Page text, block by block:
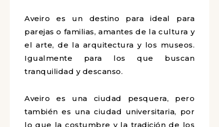
Aveiro es un destino para ideal para
parejas o familias, amantes de la cultura y
el arte, de la arquitectura y los museos.
Igualmente para los que buscan
tranquilidad y descanso.
Aveiro es una ciudad pesquera, pero
también es una ciudad universitaria, por
lo que la costumbre y la tradición de los